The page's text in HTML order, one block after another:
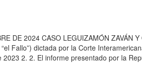
DE 2024 CASO LEGUIZAMÓN ZAVÁN
Fallo”) dictada por la Corte
2. 2. El informe presentado por la